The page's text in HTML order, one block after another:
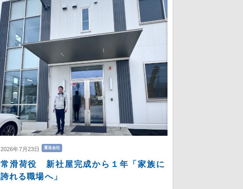
2026年7月23日 運送会社
常滑荷役 新社屋完成から１年「家族に
誇れる職場へ」